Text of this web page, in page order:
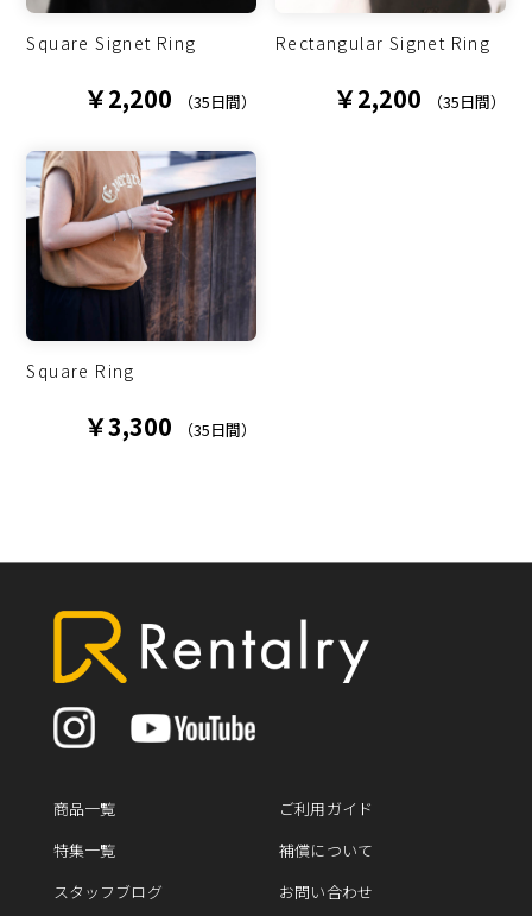
Square Signet Ring
￥2,200 （35日間）
Rectangular Signet Ring
￥2,200 （35日間）
Square Ring
￥3,300 （35日間）
商品一覧
特集一覧
スタッフブログ
ご利用ガイド
補償について
お問い合わせ